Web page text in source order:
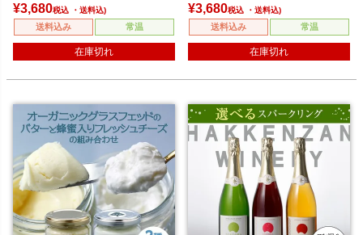
¥3,680税込
送料込み 常温
在庫切れ
¥3,680税込
送料込み 常温
在庫切れ